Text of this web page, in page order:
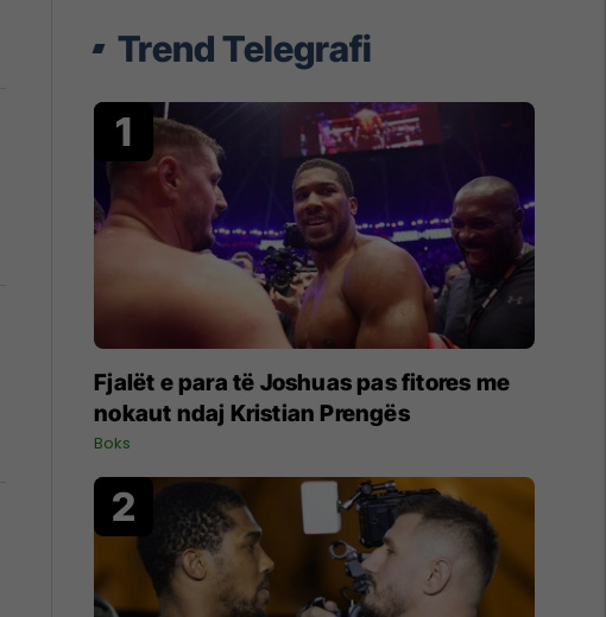
Trend Telegrafi
Fjalët e para të Joshuas pas fitores me
nokaut ndaj Kristian Prengës
Boks